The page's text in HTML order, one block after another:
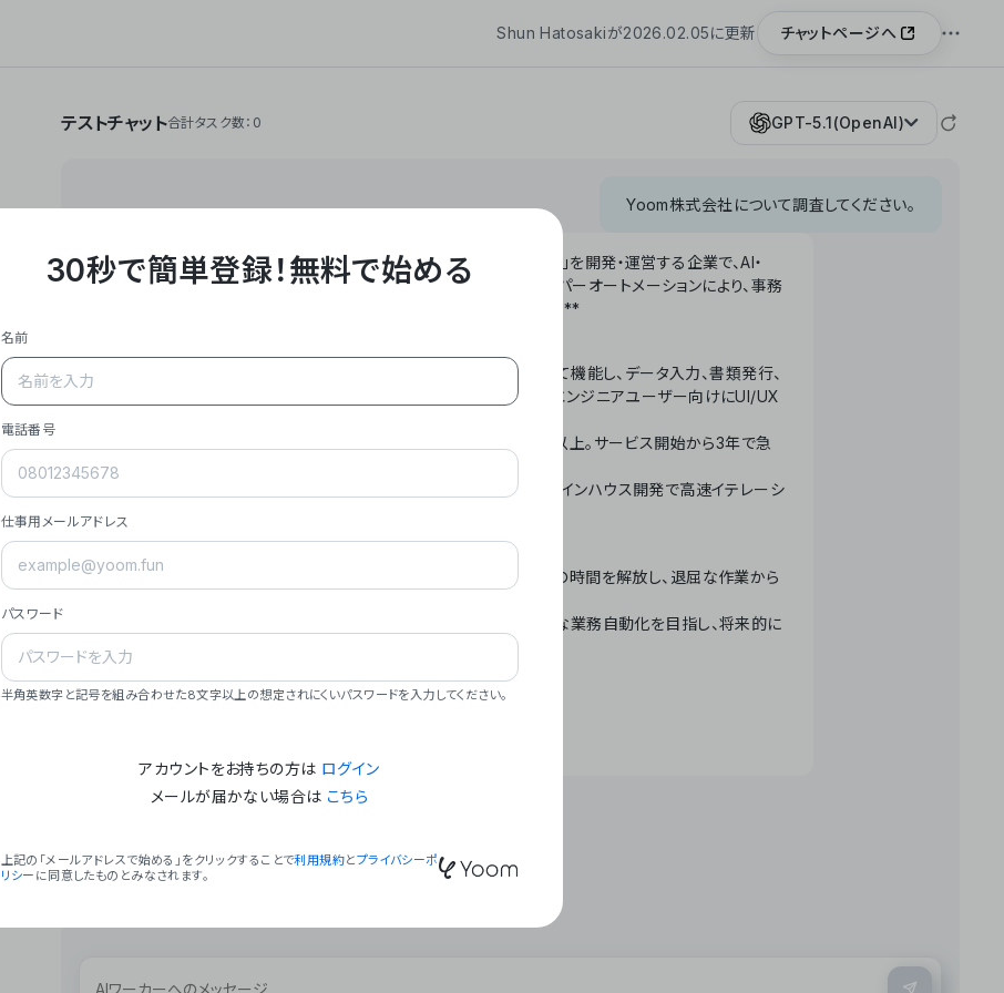
Shun Hatosakiが2026.02.05に更新 チャットページへ
テストチャット合計タスク数：0 GPT-5.1(OpenAI)
Yoom株式会社について調査してください。
**Yoom株式会社は、ビジネスオートメーションSaaS「Yoom」を開発・運営する企業で、AI・
API・RPA・OCRなどの技術をノーコードで組み合わせたハイパーオートメーションにより、事務
作業やデスクワークを自動化するサービスを提供しています。**
- **主力プロダクト「Yoom」**: SaaS連携データベースとして機能し、データ入力、書類発行、
メール対応、請求書処理、日報作成などの業務を自動化。非エンジニアユーザー向けにUI/UX
- **実績**: 国内利用社数20,000社超、直近成長率300%以上。サービス開始から3年で急
- **強み**: すべての自動化技術を1プラットフォームで完結。インハウス開発で高速イテレーシ
- **ミッション**: 「We Make Time」 – テクノロジーで人々の時間を解放し、退屈な作業から
- **ビジョン**: 「Global Business Automation」 – 世界的な業務自動化を目指し、将来的に
### 会社概要
30秒で簡単登録！無料で始める
名前
電話番号
仕事用メールアドレス
パスワード
半角英数字と記号を組み合わせた8文字以上の想定されにくいパスワードを入力してください。
アカウントをお持ちの方は ログイン
メールが届かない場合は こちら
上記の「メールアドレスで始める」をクリックすることで利用規約とプライバシーポ
リシー に同意したものとみなされます。